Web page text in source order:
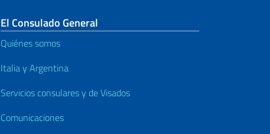
El Consulado General
Quiénes somos
Italia y Argentina
Servicios consulares y de Visados
Comunicaciones